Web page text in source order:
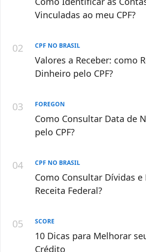
Vinculadas ao meu CPF?
CPF NO BRASIL
Valores a Receber: como
Dinheiro pelo CPF?
FOREGON
Como Consultar Data de
pelo CPF?
CPF NO BRASIL
Como Consultar Dívidas e
Receita Federal?
SCORE
10 Dicas para Melhorar
Crédito